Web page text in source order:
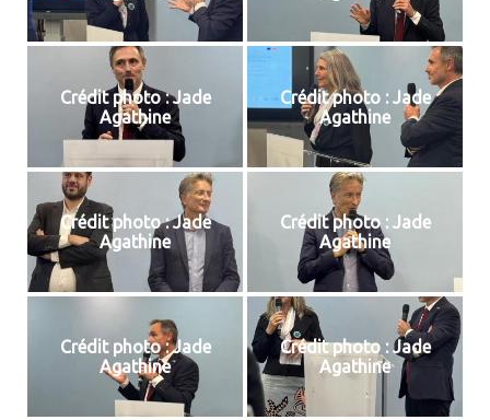
Crédit photo : Jade
Agathine
Crédit photo : Jade
Agathine
Crédit photo : Jade
Agathine
Crédit photo : Jade
Agathine
Crédit photo : Jade
Agathine
Crédit photo : Jade
Agathine